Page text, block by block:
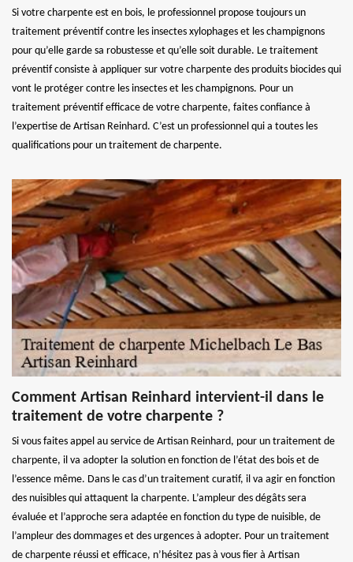
Si votre charpente est en bois, le professionnel propose toujours un
traitement préventif contre les insectes xylophages et les champignons
pour qu’elle garde sa robustesse et qu’elle soit durable. Le traitement
préventif consiste à appliquer sur votre charpente des produits biocides qui
vont le protéger contre les insectes et les champignons. Pour un
traitement préventif efficace de votre charpente, faites confiance à
l’expertise de Artisan Reinhard. C’est un professionnel qui a toutes les
qualifications pour un traitement de charpente.
Comment Artisan Reinhard intervient-il dans le
traitement de votre charpente ?
Si vous faites appel au service de Artisan Reinhard, pour un traitement de
charpente, il va adopter la solution en fonction de l’état des bois et de
l’essence même. Dans le cas d’un traitement curatif, il va agir en fonction
des nuisibles qui attaquent la charpente. L’ampleur des dégâts sera
évaluée et l’approche sera adaptée en fonction du type de nuisible, de
l’ampleur des dommages et des urgences à adopter. Pour un traitement
de charpente réussi et efficace, n’hésitez pas à vous fier à Artisan